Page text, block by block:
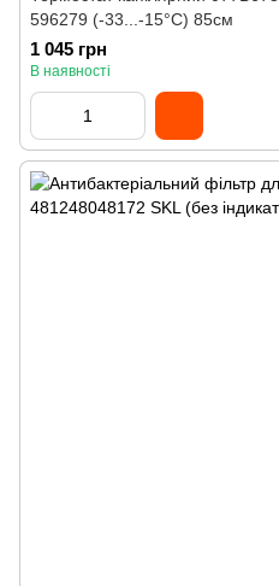
596279 (-33...-15°C) 85см
1 045 грн
В наявності